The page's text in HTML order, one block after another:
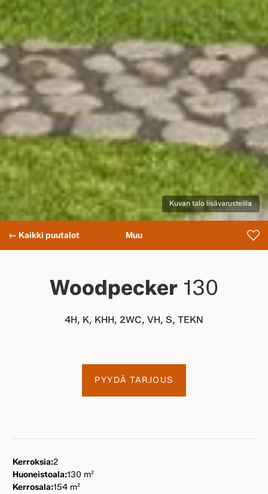
Kuvan talo lisävarusteilla
← Kaikki puutalot Muu
Woodpecker 130
4H, K, KHH, 2WC, VH, S, TEKN
PYYDÄ TARJOUS
Kerroksia:2
Huoneistoala:130 m²
Kerrosala:154 m²